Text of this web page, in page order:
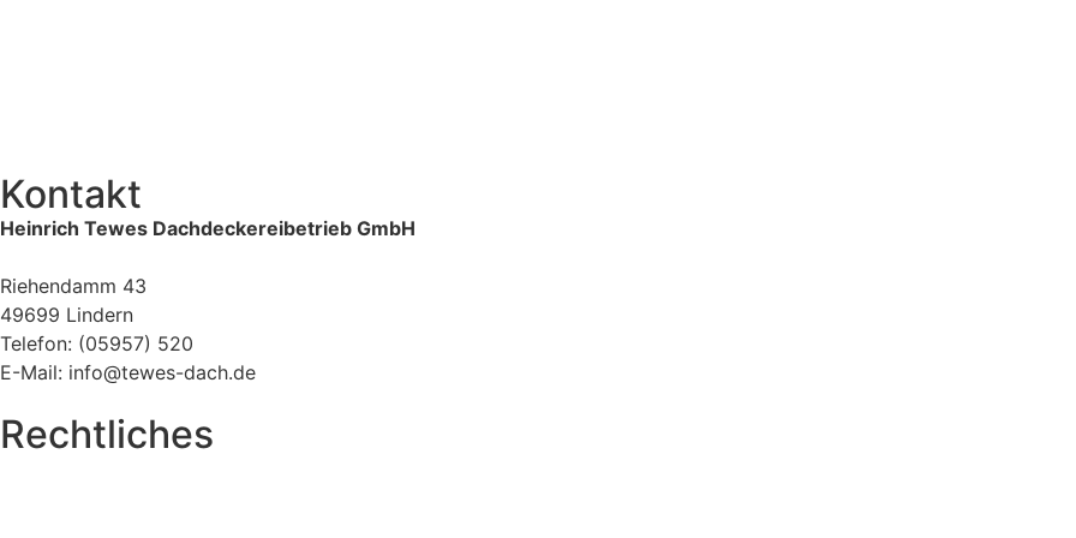
Kontakt
Heinrich Tewes Dachdeckereibetrieb GmbH
Riehendamm 43
49699 Lindern
Telefon: (05957) 520
E-Mail: info@tewes-dach.de
Rechtliches